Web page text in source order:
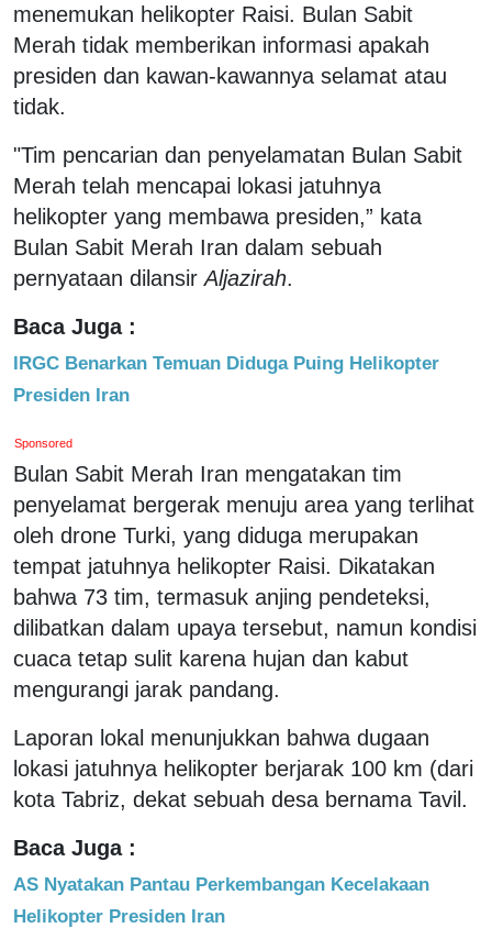
menemukan helikopter Raisi. Bulan Sabit
Merah tidak memberikan informasi apakah
presiden dan kawan-kawannya selamat atau
tidak.
"Tim pencarian dan penyelamatan Bulan Sabit
Merah telah mencapai lokasi jatuhnya
helikopter yang membawa presiden,” kata
Bulan Sabit Merah Iran dalam sebuah
pernyataan dilansirAljazirah.
Baca Juga :
IRGC Benarkan Temuan Diduga Puing Helikopter
Presiden Iran
Sponsored
Bulan Sabit Merah Iran mengatakan tim
penyelamat bergerak menuju area yang terlihat
oleh drone Turki, yang diduga merupakan
tempat jatuhnya helikopter Raisi. Dikatakan
bahwa 73 tim, termasuk anjing pendeteksi,
dilibatkan dalam upaya tersebut, namun kondisi
cuaca tetap sulit karena hujan dan kabut
mengurangi jarak pandang.
Laporan lokal menunjukkan bahwa dugaan
lokasi jatuhnya helikopter berjarak 100 km (dari
kota Tabriz, dekat sebuah desa bernama Tavil.
Baca Juga :
AS Nyatakan Pantau Perkembangan Kecelakaan
Helikopter Presiden Iran